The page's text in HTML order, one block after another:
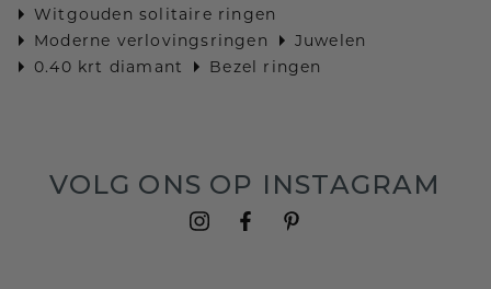
Witgouden solitaire ringen
Moderne verlovingsringen
Juwelen
0.40 krt diamant
Bezel ringen
VOLG ONS OP INSTAGRAM